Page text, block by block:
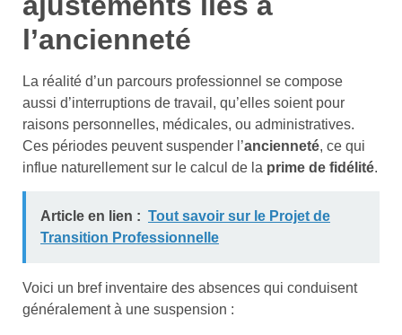
l’ancienneté
La réalité d’un parcours professionnel se compose
aussi d’interruptions de travail, qu’elles soient pour
raisons personnelles, médicales, ou administratives.
Ces périodes peuvent suspender l’ancienneté, ce qui
influe naturellement sur le calcul de la prime de fidélité.
Article en lien : Tout savoir sur le Projet de
Transition Professionnelle
Voici un bref inventaire des absences qui conduisent
généralement à une suspension :